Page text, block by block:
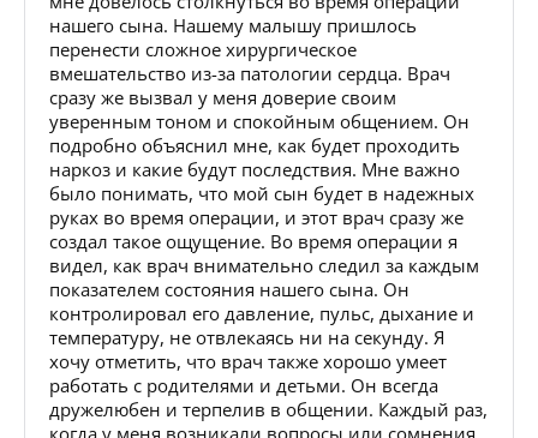
нашего сына. Нашему малышу пришлось
перенести сложное хирургическое
вмешательство из-за патологии сердца. Врач
сразу же вызвал у меня доверие своим
уверенным тоном и спокойным общением. Он
подробно объяснил мне, как будет проходить
наркоз и какие будут последствия. Мне важно
было понимать, что мой сын будет в надежных
руках во время операции, и этот врач сразу же
создал такое ощущение. Во время операции я
видел, как врач внимательно следил за каждым
показателем состояния нашего сына. Он
контролировал его давление, пульс, дыхание и
температуру, не отвлекаясь ни на секунду. Я
хочу отметить, что врач также хорошо умеет
работать с родителями и детьми. Он всегда
дружелюбен и терпелив в общении. Каждый раз,
когда у меня возникали вопросы или сомнения,